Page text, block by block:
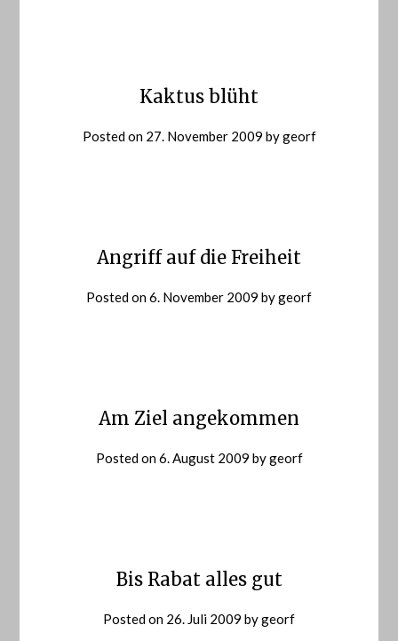
Kaktus blüht
Posted on 27. November 2009 bygeorf
Angriff auf die Freiheit
Posted on6. November 2009 bygeorf
Am Ziel angekommen
Posted on6. August 2009 bygeorf
Bis Rabat alles gut
Posted on 26. Juli 2009 bygeorf